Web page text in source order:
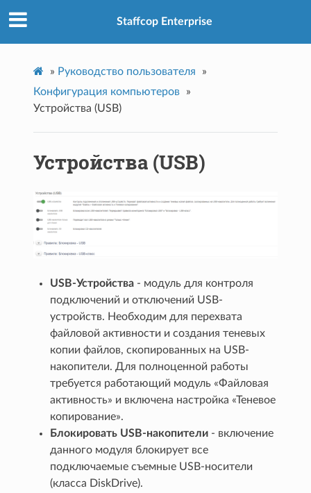
Staffcop Enterprise
» Руководство пользователя
»
Конфигурация компьютеров
»
Устройства (USB)
Устройства (USB)
USB-Устройства - модуль для контроля
подключений и отключений USB-
устройств. Необходим для перехвата
файловой активности и создания теневых
копии файлов, скопированных на USB-
накопители. Для полноценной работы
требуется работающий модуль «Файловая
активность» и включена настройка «Теневое
копирование».
Блокировать USB-накопители - включение
данного модуля блокирует все
подключаемые съемные USB-носители
(класса DiskDrive).